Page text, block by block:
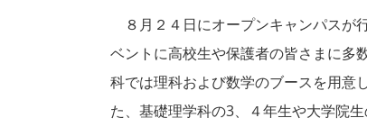
８月２４日にオープンキャンパスが
ベントに高校生や保護者の皆さまに多
科では理科および数学のブースを用意
た、基礎理学科の3、４年生や大学院